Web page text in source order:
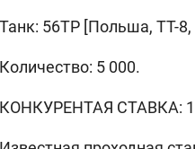
Танк: 56TP [Польша, ТТ-
Количество: 5 000.
КОНКУРЕНТАЯ СТАВКА: